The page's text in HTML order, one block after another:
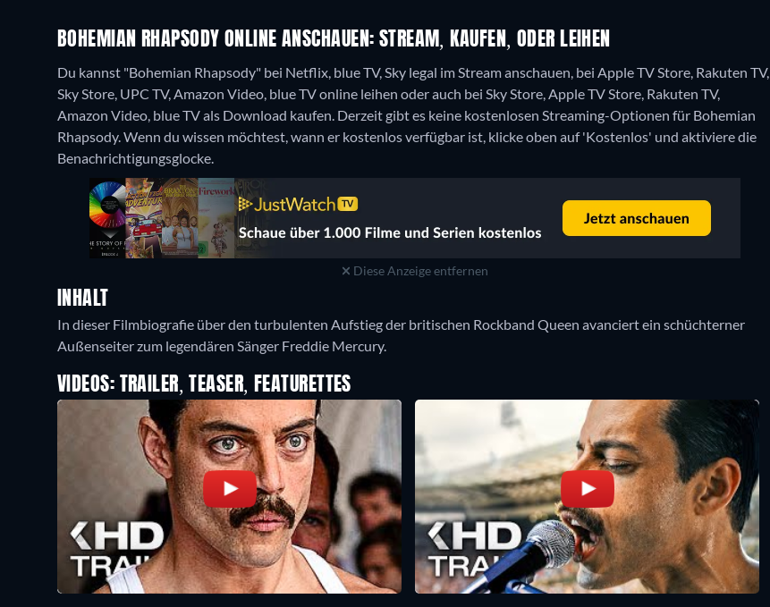
BOHEMIAN RHAPSODY ONLINE ANSCHAUEN: STREAM, KAUFEN, ODER LEIHEN
Du kannst "Bohemian Rhapsody" bei Netflix, blue TV, Sky legal im Stream anschauen, bei Apple TV Store, Rakuten TV,
Sky Store, UPC TV, Amazon Video, blue TV online leihen oder auch bei Sky Store, Apple TV Store, Rakuten TV,
Amazon Video, blue TV als Download kaufen. Derzeit gibt es keine kostenlosen Streaming-Optionen für Bohemian
Rhapsody. Wenn du wissen möchtest, wann er kostenlos verfügbar ist, klicke oben auf 'Kostenlos' und aktiviere die
Benachrichtigungsglocke.
Diese Anzeige entfernen
INHALT
In dieser Filmbiografie über den turbulenten Aufstieg der britischen Rockband Queen avanciert ein schüchterner
Außenseiter zum legendären Sänger Freddie Mercury.
VIDEOS: TRAILER, TEASER, FEATURETTES